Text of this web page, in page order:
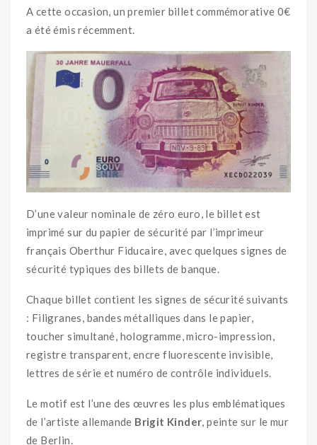
A cette occasion, un premier billet commémorative 0€
a été émis récemment.
D’une valeur nominale de zéro euro, le billet est
imprimé sur du papier de sécurité par l’imprimeur
français Oberthur Fiducaire, avec quelques signes de
sécurité typiques des billets de banque.
Chaque billet contient les signes de sécurité suivants
: Filigranes, bandes métalliques dans le papier,
toucher simultané, hologramme, micro-impression,
registre transparent, encre fluorescente invisible,
lettres de série et numéro de contrôle individuels.
Le motif est l’une des œuvres les plus emblématiques
de l’artiste allemande Brigit Kinder, peinte sur le mur
de Berlin.